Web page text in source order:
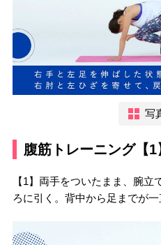
写
腹筋トレーニング【1
【1】両手をついたまま、腕
ろに引く。背中から足までが